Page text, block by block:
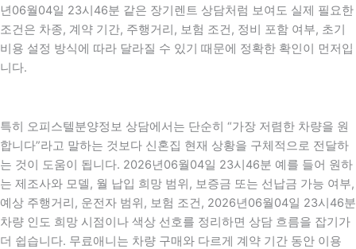
년06월04일 23시46분 같은 장기렌트 상담처럼 보여도 실제 필요한
조건은 차종, 계약 기간, 주행거리, 보험 조건, 정비 포함 여부, 초기
비용 설정 방식에 따라 달라질 수 있기 때문에 정확한 확인이 먼저입
니다.
특히 오피스텔분양정보 상담에서는 단순히 “가장 저렴한 차량을 원
합니다”라고 말하는 것보다 신혼집 현재 상황을 구체적으로 전달하
는 것이 도움이 됩니다. 2026년06월04일 23시46분 예를 들어 원하
는 제조사와 모델, 월 납입 희망 범위, 보증금 또는 선납금 가능 여부,
예상 주행거리, 운전자 범위, 보험 조건, 2026년06월04일 23시46분
차량 인도 희망 시점이나 색상 선호를 정리하면 상담 흐름을 잡기가
더 쉽습니다. 무료애니는 차량 구매와 다르게 계약 기간 동안 이용